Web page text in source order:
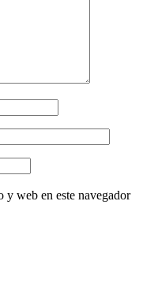
y web en este navegador